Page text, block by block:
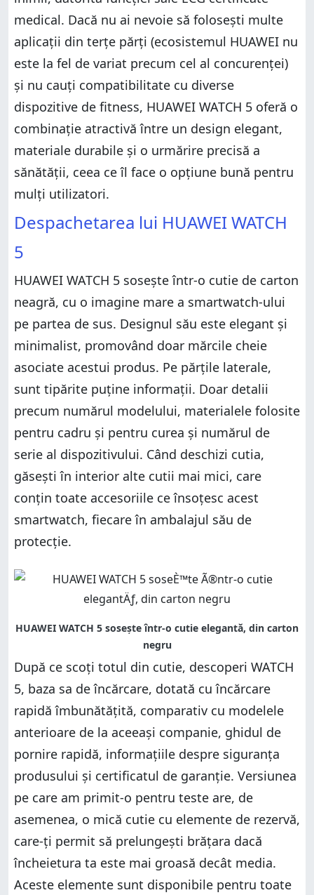
medical. Dacă nu ai nevoie să folosești multe
aplicații din terțe părți (ecosistemul HUAWEI nu
este la fel de variat precum cel al concurenței)
și nu cauți compatibilitate cu diverse
dispozitive de fitness, HUAWEI WATCH 5 oferă o
combinație atractivă între un design elegant,
materiale durabile și o urmărire precisă a
sănătății, ceea ce îl face o opțiune bună pentru
mulți utilizatori.
Despachetarea lui HUAWEI WATCH
5
HUAWEI WATCH 5 sosește într-o cutie de carton
neagră, cu o imagine mare a smartwatch-ului
pe partea de sus. Designul său este elegant și
minimalist, promovând doar mărcile cheie
asociate acestui produs. Pe părțile laterale,
sunt tipărite puține informații. Doar detalii
precum numărul modelului, materialele folosite
pentru cadru și pentru curea și numărul de
serie al dispozitivului. Când deschizi cutia,
găsești în interior alte cutii mai mici, care
conțin toate accesoriile ce însoțesc acest
smartwatch, fiecare în ambalajul său de
protecție.
După ce scoți totul din cutie, descoperi WATCH
5, baza sa de încărcare, dotată cu încărcare
rapidă îmbunătățită, comparativ cu modelele
anterioare de la aceeași companie, ghidul de
pornire rapidă, informațiile despre siguranța
produsului și certificatul de garanție. Versiunea
pe care am primit-o pentru teste are, de
asemenea, o mică cutie cu elemente de rezervă,
care-ți permit să prelungești brățara dacă
încheietura ta este mai groasă decât media.
Aceste elemente sunt disponibile pentru toate